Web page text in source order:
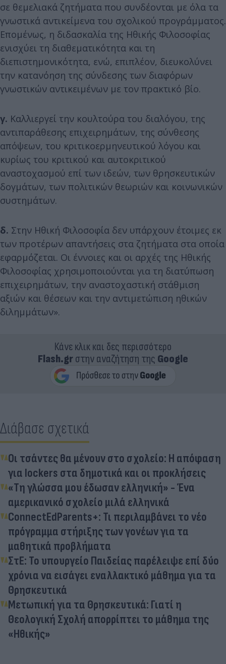
σε θεμελιακά ζητήματα που συνδέονται με όλα τα
γνωστικά αντικείμενα του σχολικού προγράμματος.
Επομένως, η διδασκαλία της Ηθικής Φιλοσοφίας
ενισχύει τη διαθεματικότητα και τη
διεπιστημονικότητα, ενώ, επιπλέον, διευκολύνει
την κατανόηση της σύνδεσης των διαφόρων
γνωστικών αντικειμένων με τον πρακτικό βίο.
γ. Καλλιεργεί την κουλτούρα του διαλόγου, της
αντιπαράθεσης επιχειρημάτων, της σύνθεσης
απόψεων, του κριτικοερμηνευτικού λόγου και
κυρίως του κριτικού και αυτοκριτικού
αναστοχασμού επί των ιδεών, των θρησκευτικών
δογμάτων, των πολιτικών θεωριών και κοινωνικών
συστημάτων.
δ. Στην Ηθική Φιλοσοφία δεν υπάρχουν έτοιμες εκ
των προτέρων απαντήσεις στα ζητήματα στα οποία
εφαρμόζεται. Οι έννοιες και οι αρχές της Ηθικής
Φιλοσοφίας χρησιμοποιούνται για τη διατύπωση
επιχειρημάτων, την αναστοχαστική στάθμιση
αξιών και θέσεων και την αντιμετώπιση ηθικών
διλημμάτων».
Κάνε κλικ και δες περισσότερο
Flash.grστην αναζήτηση της Google
Διάβασε σχετικά
Οι τσάντες θα μένουν στο σχολείο: Η απόφαση
για lockers στα δημοτικά και οι προκλήσεις
«Τη γλώσσα μου έδωσαν ελληνική» - Ένα
αμερικανικό σχολείο μιλά ελληνικά
ConnectΕdParents+: Τι περιλαμβάνει το νέο
πρόγραμμα στήριξης των γονέων για τα
μαθητικά προβλήματα
ΣτΕ: Το υπουργείο Παιδείας παρέλειψε επί δύο
χρόνια να εισάγει εναλλακτικό μάθημα για τα
Θρησκευτικά
Μετωπική για τα Θρησκευτικά: Γιατί η
Θεολογική Σχολή απορρίπτει το μάθημα της
«Ηθικής»